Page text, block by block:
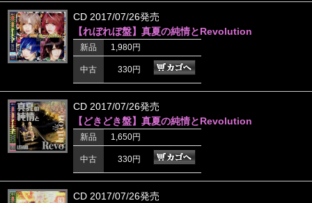
CD 2017/07/26発売
【れぼれぼ盤】真夏の純情とRevolution
新品 1,980円
中古 330円
CD 2017/07/26発売
【どきどき盤】真夏の純情とRevolution
新品 1,650円
中古 330円
CD 2017/07/26発売